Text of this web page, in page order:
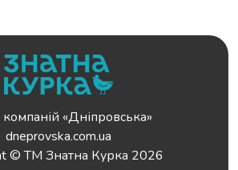
компаній «Дніпровська»
dneprovska.com.ua
© ТМ Знатна Курка 2026